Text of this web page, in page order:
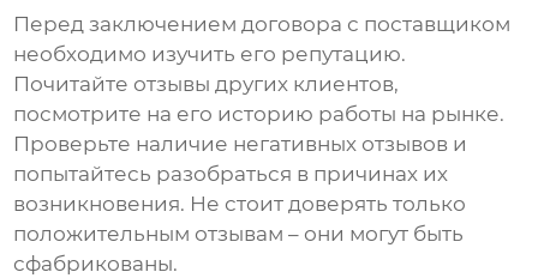
Перед заключением договора с поставщиком
необходимо изучить его репутацию.
Почитайте отзывы других клиентов,
посмотрите на его историю работы на рынке.
Проверьте наличие негативных отзывов и
попытайтесь разобраться в причинах их
возникновения. Не стоит доверять только
положительным отзывам – они могут быть
сфабрикованы.